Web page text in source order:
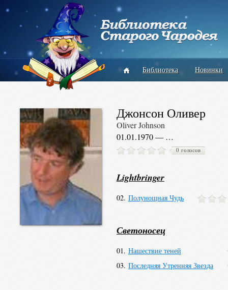
Библиотека Новинки
Джонсон Оливер
Oliver Johnson
01.01.1970 — …
0 голосов
Lightbringer
02. Полунощная Чудь
Светоносец
01. Нашествие теней
03. Последняя Утренняя Звезда